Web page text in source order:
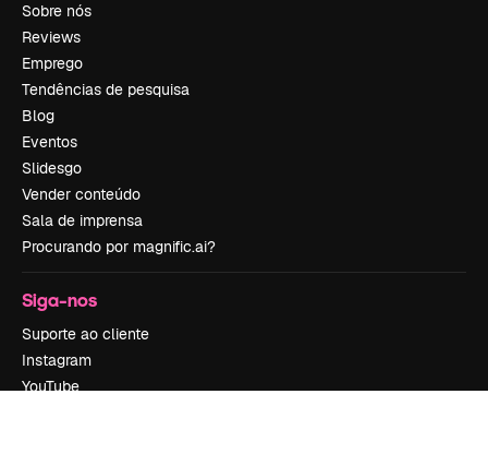
Sobre nós
Reviews
Emprego
Tendências de pesquisa
Blog
Eventos
Slidesgo
Vender conteúdo
Sala de imprensa
Procurando por magnific.ai?
Siga-nos
Suporte ao cliente
Instagram
YouTube